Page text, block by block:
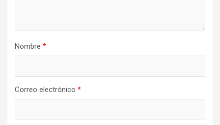
Nombre *
Correo electrónico *